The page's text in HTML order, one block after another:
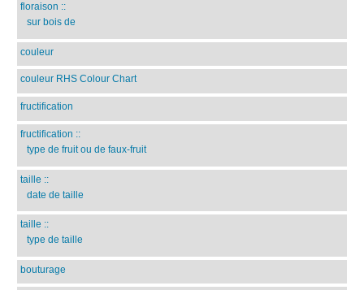
floraison ::
sur bois de
couleur
couleur RHS Colour Chart
fructification
fructification ::
type de fruit ou de faux-fruit
taille ::
date de taille
taille ::
type de taille
bouturage